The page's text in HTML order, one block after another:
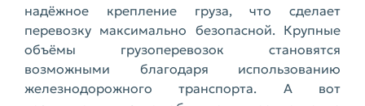
надёжное крепление груза, что сделает
перевозку максимально безопасной. Крупные
объёмы грузоперевозок становятся
возможными благодаря использованию
железнодорожного транспорта. А вот